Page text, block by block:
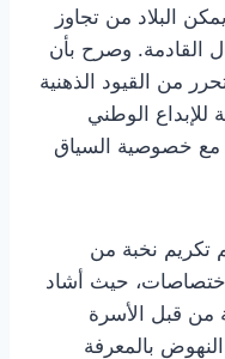
البلاد من تجاوز
القادمة. وصرح بأن
من القيود الذهنية
للإبداع الوطني
مع خصوصية السياق
تكريم نخبة من
حيث أشاد
من قبل الأسرة
بالمعرفة